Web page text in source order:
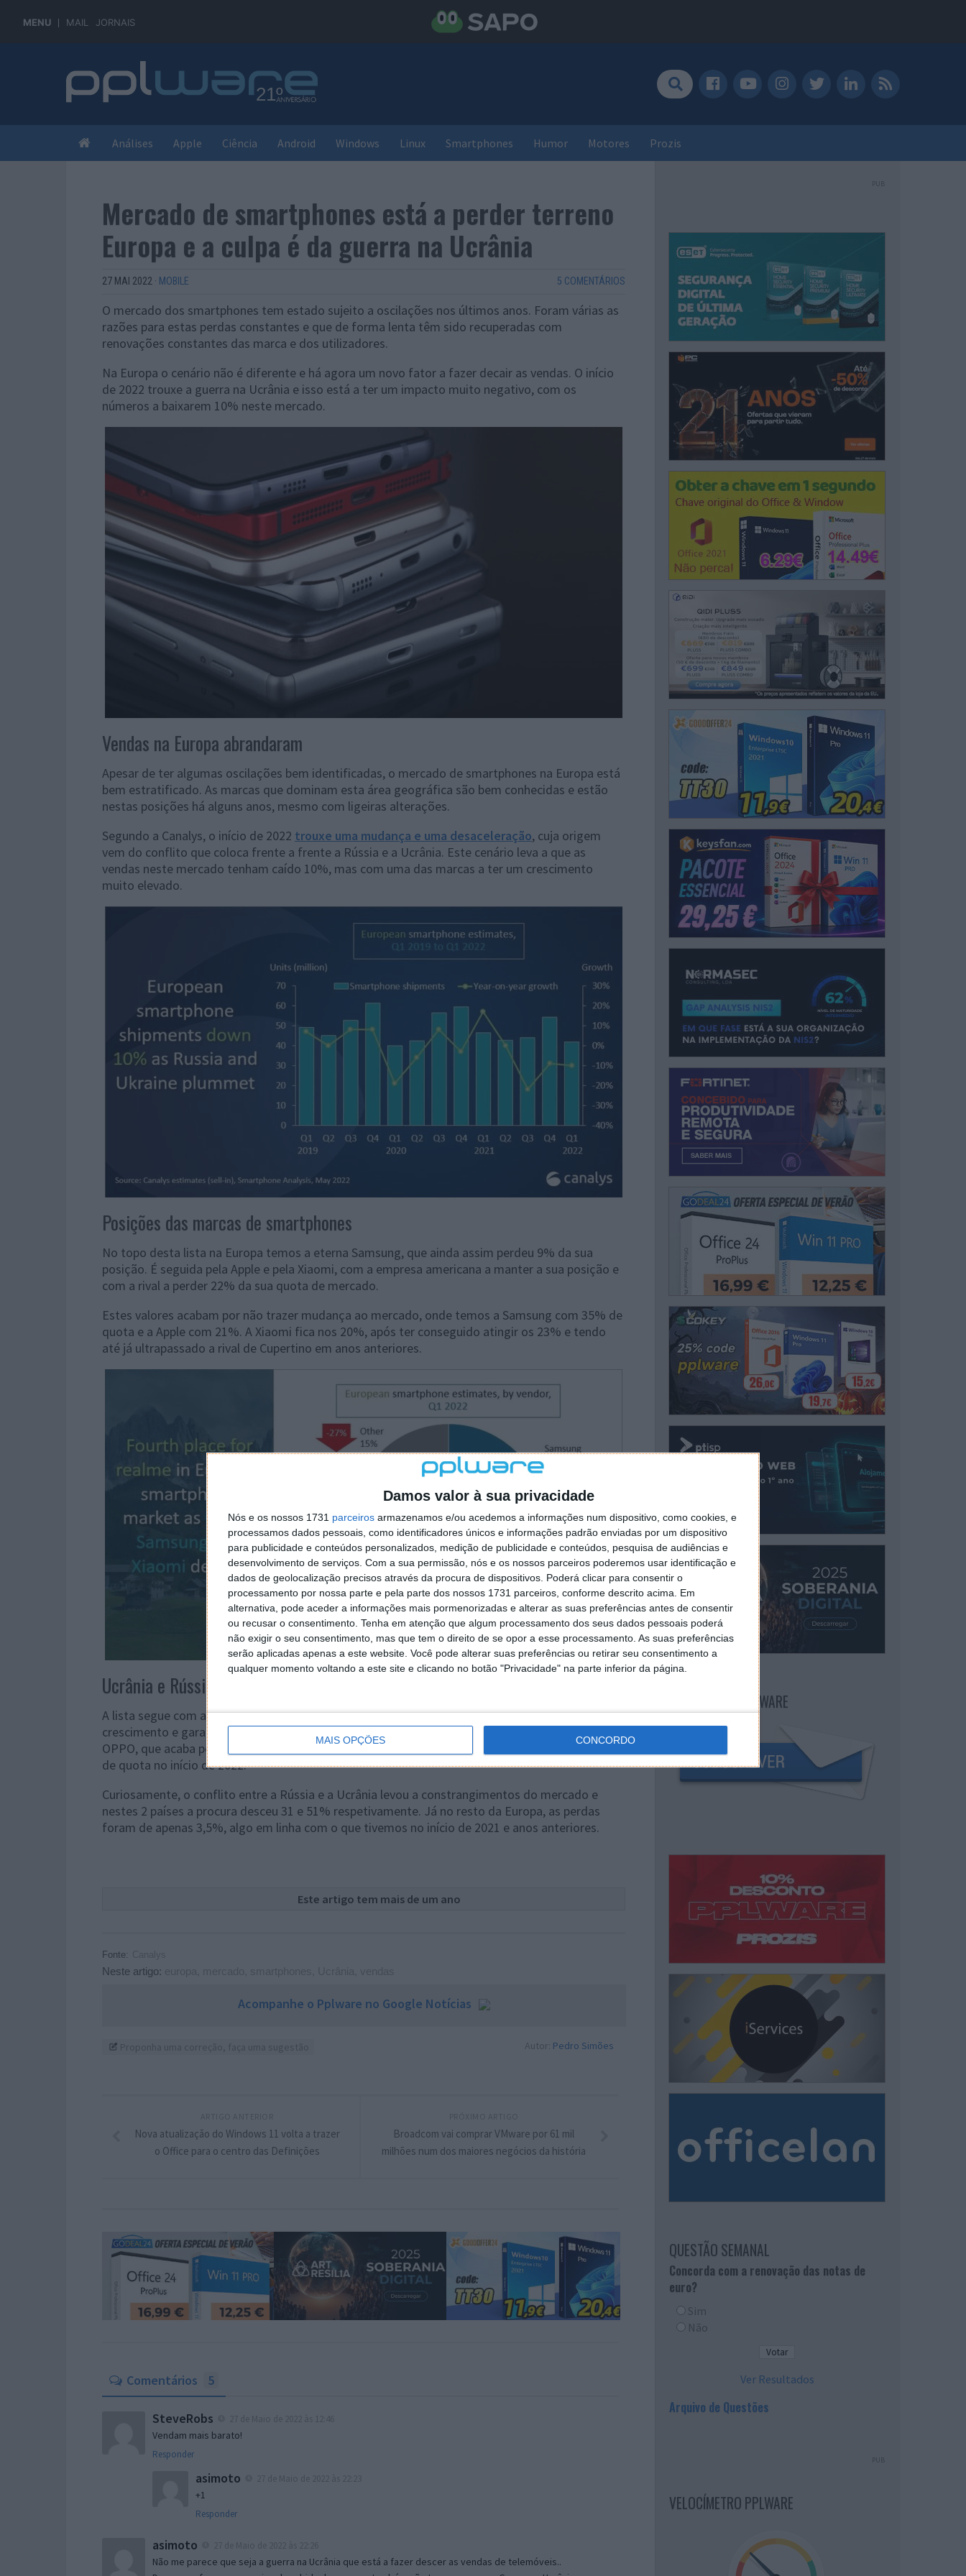
Damos valor à sua privacidade
Nós e os nossos 1731 parceiros armazenamos e/ou acedemos a informações num dispositivo, como cookies, e
processamos dados pessoais, como identificadores únicos e informações padrão enviadas por um dispositivo
para publicidade e conteúdos personalizados, medição de publicidade e conteúdos, pesquisa de audiências e
desenvolvimento de serviços. Com a sua permissão, nós e os nossos parceiros poderemos usar identificação e
dados de geolocalização precisos através da procura de dispositivos. Poderá clicar para consentir o
processamento por nossa parte e pela parte dos nossos 1731 parceiros, conforme descrito acima. Em
alternativa, pode aceder a informações mais pormenorizadas e alterar as suas preferências antes de consentir
ou recusar o consentimento. Tenha em atenção que algum processamento dos seus dados pessoais poderá
não exigir o seu consentimento, mas que tem o direito de se opor a esse processamento. As suas preferências
serão aplicadas apenas a este website. Você pode alterar suas preferências ou retirar seu consentimento a
qualquer momento voltando a este site e clicando no botão "Privacidade" na parte inferior da página.
MAIS OPÇÕES CONCORDO
MENU MAIL JORNAIS
Análises Apple Ciência Android Windows Linux Smartphones Humor Motores Prozis
Mercado de smartphones está a perder terreno
Europa e a culpa é da guerra na Ucrânia
27 MAI 2022 · MOBILE 5 COMENTÁRIOS
O mercado dos smartphones tem estado sujeito a oscilações nos últimos anos. Foram várias as
razões para estas perdas constantes e que de forma lenta têm sido recuperadas com
renovações constantes das marca e dos utilizadores.
Na Europa o cenário não é diferente e há agora um novo fator a fazer decair as vendas. O início
de 2022 trouxe a guerra na Ucrânia e isso está a ter um impacto muito negativo, com os
números a baixarem 10% neste mercado.
Vendas na Europa abrandaram
Apesar de ter algumas oscilações bem identificadas, o mercado de smartphones na Europa está
bem estratificado. As marcas que dominam esta área geográfica são bem conhecidas e estão
nestas posições há alguns anos, mesmo com ligeiras alterações.
Segundo a Canalys, o início de 2022 trouxe uma mudança e uma desaceleração, cuja origem
vem do conflito que coloca frente a frente a Rússia e a Ucrânia. Este cenário leva a que as
vendas neste mercado tenham caído 10%, mas com uma das marcas a ter um crescimento
muito elevado.
Posições das marcas de smartphones
No topo desta lista na Europa temos a eterna Samsung, que ainda assim perdeu 9% da sua
posição. É seguida pela Apple e pela Xiaomi, com a empresa americana a manter a sua posição e
com a rival a perder 22% da sua quota de mercado.
Estes valores acabam por não trazer mudança ao mercado, onde temos a Samsung com 35% de
quota e a Apple com 21%. A Xiaomi fica nos 20%, após ter conseguido atingir os 23% e tendo
até já ultrapassado a rival de Cupertino em anos anteriores.
Ucrânia e Rússia arrastam este mercado
A lista segue com a recordista no crescimento, a realme, que dispara para uns 177% de
crescimento e garante já 5% de quota de mercado. A fechar a tabela dos 5 primeiros temos a
OPPO, que acaba por perder também mercado, mas aqui a ficar-se pelos 12% e garantindo 4%
de quota no início de 2022.
Curiosamente, o conflito entre a Rússia e a Ucrânia levou a constrangimentos do mercado e
nestes 2 países a procura desceu 31 e 51% respetivamente. Já no resto da Europa, as perdas
foram de apenas 3,5%, algo em linha com o que tivemos no início de 2021 e anos anteriores.
Este artigo tem mais de um ano
Fonte:
Neste artigo:
Acompanhe o Pplware no Google Notícias
Autor: Pedro Simões
Broadcom vai comprar VMware por 61 mil
milhões num dos maiores negócios da história
Nova atualização do Windows 11 volta a trazer
o Office para o centro das Definições
Comentários 5
SteveRobs
Vendam mais barato!
Responder
asimoto
+1
Responder
asimoto
Não me parece que seja a guerra na Ucrânia que está a fazer descer as vendas de telemóveis..
PUB
NEWSLETTER PPLWARE
QUESTÃO SEMANAL
Concorda com a renovação das notas de
euro?
Sim
Não
Ver Resultados
Arquivo de Questões
PUB
VELOCÍMETRO PPLWARE